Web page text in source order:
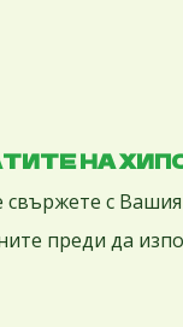
НА
свържете с
преди да